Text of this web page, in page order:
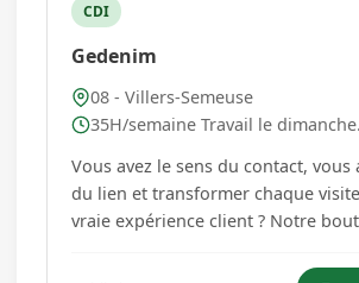
CDI
Gedenim
08 - Villers-Semeuse
35H/semaine Travail le
Vous avez le sens du contact, vous
du lien et transformer chaque
vraie expérience client ? Notre
recherche un(e) vendeur(se)